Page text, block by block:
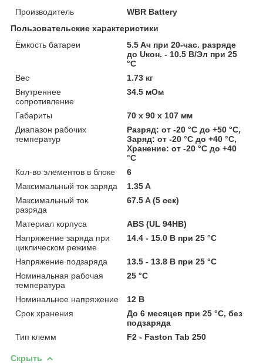
Производитель
WBR Battery
Пользовательские характеристики
Ёмкость батареи
5.5 Aч при 20-час. разряде
до Uкон. - 10.5 В/Эл при 25
°C
Вес
1.73 кг
Внутреннее
сопротивление
34.5 мОм
Габариты
70 х 90 х 107 мм
Диапазон рабочих
температур
Разряд: от -20 °C до +50 °C,
Заряд: от -20 °C до +40 °C,
Хранение: от -20 °C до +40
°C
Кол-во элементов в блоке
6
Максимальный ток заряда
1.35 A
Максимальный ток
разряда
67.5 A (5 сек)
Материал корпуса
ABS (UL 94HB)
Напряжение заряда при
циклическом режиме
14.4 - 15.0 В при 25 °C
Напряжение подзаряда
13.5 - 13.8 В при 25 °C
Номинальная рабочая
температура
25 °C
Номинальное напряжение
12 В
Срок хранения
До 6 месяцев при 25 °C, без
подзаряда
Тип клемм
F2 - Faston Tab 250
Скрыть